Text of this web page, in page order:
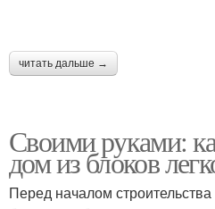
читать дальше →
Своими руками:
дом из блоков
Перед началом